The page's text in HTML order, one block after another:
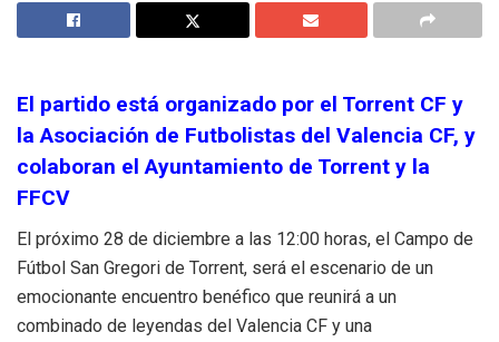
El partido está organizado por el Torrent CF y
la Asociación de Futbolistas del Valencia CF, y
colaboran el Ayuntamiento de Torrent y la
FFCV
El próximo 28 de diciembre a las 12:00 horas, el Campo de
Fútbol San Gregori de Torrent, será el escenario de un
emocionante encuentro benéfico que reunirá a un
combinado de leyendas del Valencia CF y una